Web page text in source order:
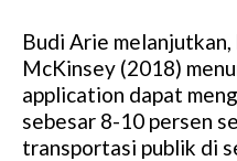
Budi Arie
McKinsey (2018)
application dapat
sebesar 8-10 persen
transportasi publik di